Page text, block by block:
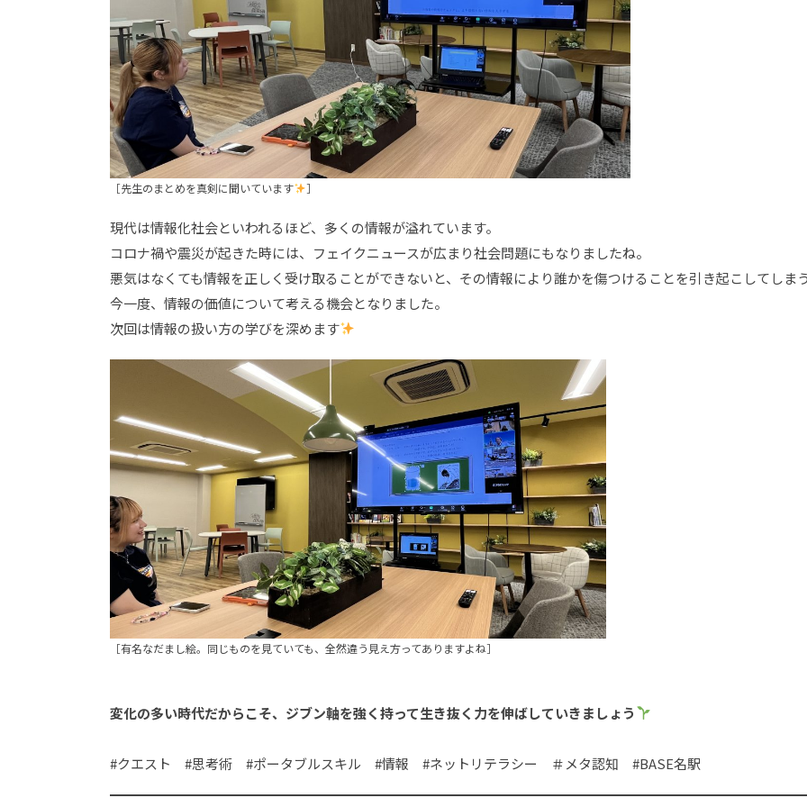
［先生のまとめを真剣に聞いています ］
現代は情報化社会といわれるほど、多くの情報が溢れています。
コロナ禍や震災が起きた時には、フェイクニュースが広まり社会問題にもなりましたね。
悪気はなくても情報を正しく受け取ることができないと、その情報により誰かを傷つけることを引き起こしてしま
今一度、情報の価値について考える機会となりました。
次回は情報の扱い方の学びを深めます
［有名なだまし絵。同じものを見ていても、全然違う見え方ってありますよね］
変化の多い時代だからこそ、ジブン軸を強く持って生き抜く力を伸ばしていきましょう
#クエスト #思考術 #ポータブルスキル #情報 #ネットリテラシー ＃メタ認知 #BASE名駅